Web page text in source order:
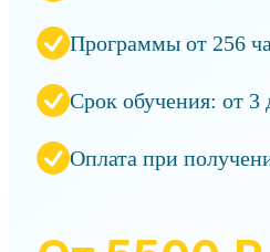
Программы от 256
Срок обучения: от 3
Оплата при